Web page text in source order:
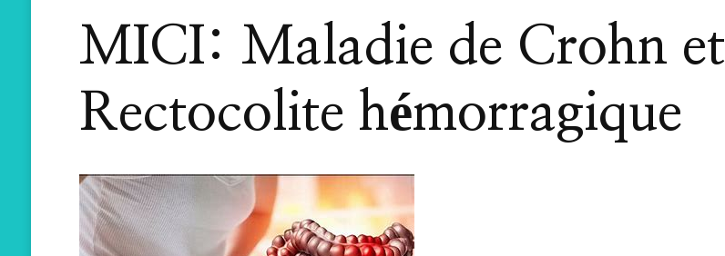
MICI: Maladie de Crohn et
Rectocolite hémorragique